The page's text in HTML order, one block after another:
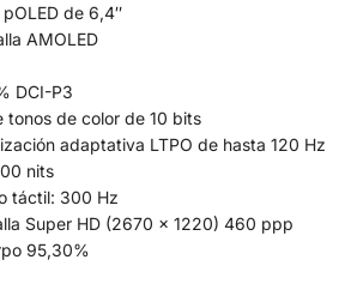
de 6,4″
AMOLED
DCI-P3
tonos de color de 10 bits
adaptativa LTPO de hasta 120 Hz
nits
táctil: 300 Hz
Super HD (2670 × 1220) 460 ppp
95,30%